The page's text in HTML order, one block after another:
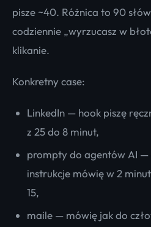
pisze ~40. Różnica to 90
codziennie „wyrzucasz w
klikanie.
Konkretny case:
LinkedIn — hook piszę
z 25 do 8 minut,
prompty do agentów AI —
instrukcje mówię w 2
15,
maile — mówię jak do